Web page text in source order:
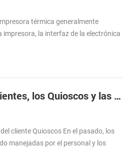
térmica generalmente
impresora, la interfaz de la electrónica
La Lealtad de los clientes, los Quioscos y las Impresoras
cliente Quioscos En el pasado, los
manejadas por el personal y los